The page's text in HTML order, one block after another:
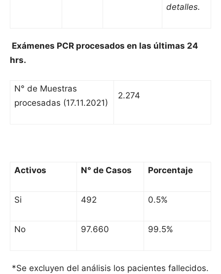
detalles.
Exámenes PCR procesados en las últimas 24
hrs.
N° de Muestras
procesadas (17.11.2021)
2.274
Activos N° de Casos Porcentaje
Si 492 0.5%
No 97.660 99.5%
*Se excluyen del análisis los pacientes fallecidos.